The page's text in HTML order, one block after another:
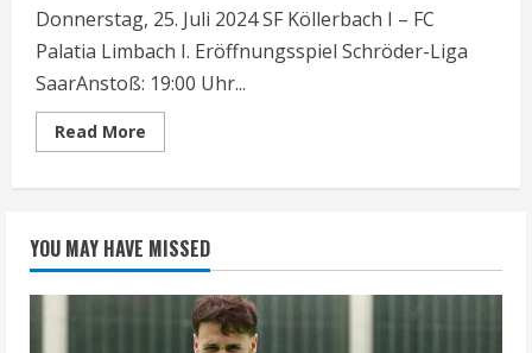
Donnerstag, 25. Juli 2024 SF Köllerbach I – FC
Palatia Limbach I. Eröffnungsspiel Schröder-Liga
SaarAnstoß: 19:00 Uhr...
Read More
more
Juli
2024
YOU MAY HAVE MISSED